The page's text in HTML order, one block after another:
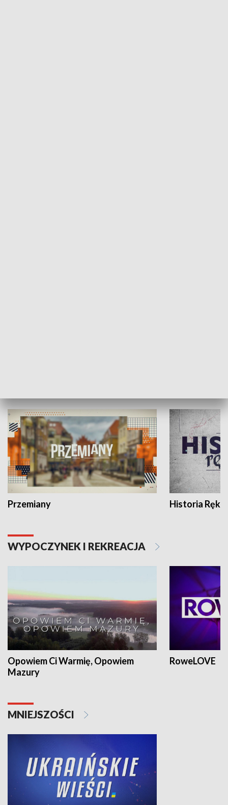
Przemiany Historia Ręką
WYPOCZYNEK I REKREACJA
Opowiem Ci Warmię, Opowiem
Mazury
RoweLOVE
MNIEJSZOŚCI